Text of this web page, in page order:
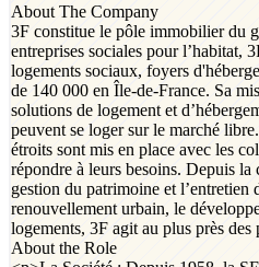
About The Company
3F constitue le pôle immobilier du
entreprises sociales pour l’habitat,
logements sociaux, foyers
de 140 000 en Île-de-France. Sa
solutions de logement et
peuvent se loger sur le marché
étroits sont mis en place avec les
répondre à leurs besoins. Depuis
gestion du patrimoine et l’entretien
renouvellement urbain, le
logements, 3F agit au plus près
About the Role